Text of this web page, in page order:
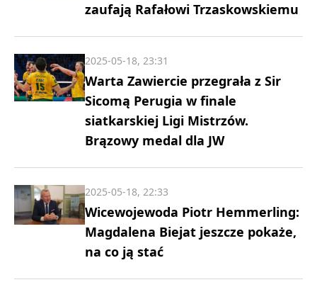
zaufają Rafałowi Trzaskowskiemu
Warta Zawiercie przegrała z Sir
Sicomą Perugia w finale
siatkarskiej Ligi Mistrzów.
Brązowy medal dla JW
2025-05-18, 23:31
Wicewojewoda Piotr Hemmerling:
Magdalena Biejat jeszcze pokaże,
na co ją stać
2025-05-18, 22:33